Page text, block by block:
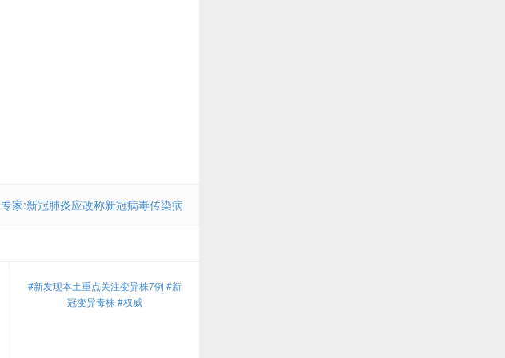
专家:新冠肺炎应改称新冠病毒传染病
#新发现本土重点关注变异株7例 #新
冠变异毒株 #权威